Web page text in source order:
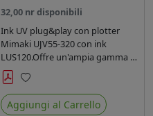
32,00 nr disponibili
Ink UV plug&play con plotter
Mimaki UJV55-320 con ink
LUS120.Offre un'ampia gamma di
colori,una maggiore densità e un
minore ingiallimento rispetto agli
ink Mimaki LUS-120
Preferiti
Aggiungi al Carrello